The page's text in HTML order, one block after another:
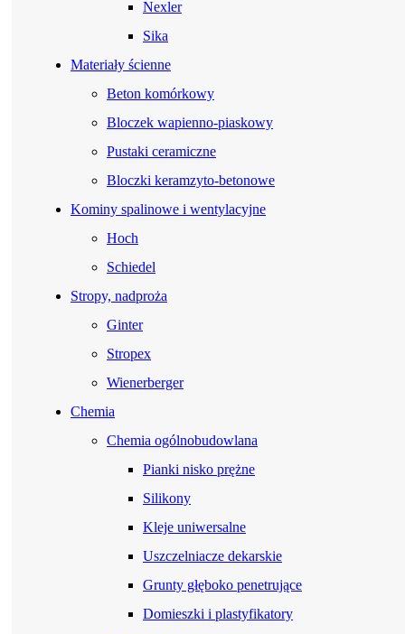
Nexler
Sika
Materiały ścienne
Beton komórkowy
Bloczek wapienno-piaskowy
Pustaki ceramiczne
Bloczki keramzyto-betonowe
Kominy spalinowe i wentylacyjne
Hoch
Schiedel
Stropy, nadproża
Ginter
Stropex
Wienerberger
Chemia
Chemia ogólnobudowlana
Pianki nisko prężne
Silikony
Kleje uniwersalne
Uszczelniacze dekarskie
Grunty głęboko penetrujące
Domieszki i plastyfikatory